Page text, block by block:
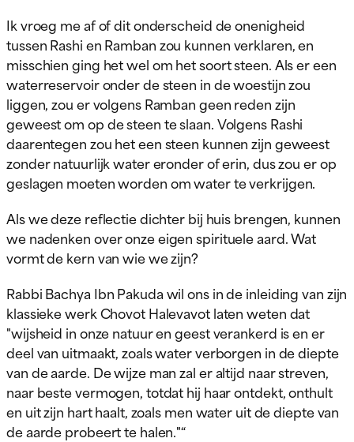
Ik vroeg me af of dit onderscheid de onenigheid
tussen Rashi en Ramban zou kunnen verklaren, en
misschien ging het wel om het soort steen. Als er een
waterreservoir onder de steen in de woestijn zou
liggen, zou er volgens Ramban geen reden zijn
geweest om op de steen te slaan. Volgens Rashi
daarentegen zou het een steen kunnen zijn geweest
zonder natuurlijk water eronder of erin, dus zou er op
geslagen moeten worden om water te verkrijgen.
Als we deze reflectie dichter bij huis brengen, kunnen
we nadenken over onze eigen spirituele aard. Wat
vormt de kern van wie we zijn?
Rabbi Bachya Ibn Pakuda wil ons in de inleiding van zijn
klassieke werk Chovot Halevavot laten weten dat
"wijsheid in onze natuur en geest verankerd is en er
deel van uitmaakt, zoals water verborgen in de diepte
van de aarde. De wijze man zal er altijd naar streven,
naar beste vermogen, totdat hij haar ontdekt, onthult
en uit zijn hart haalt, zoals men water uit de diepte van
de aarde probeert te halen."“